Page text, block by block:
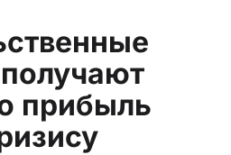
прибыль